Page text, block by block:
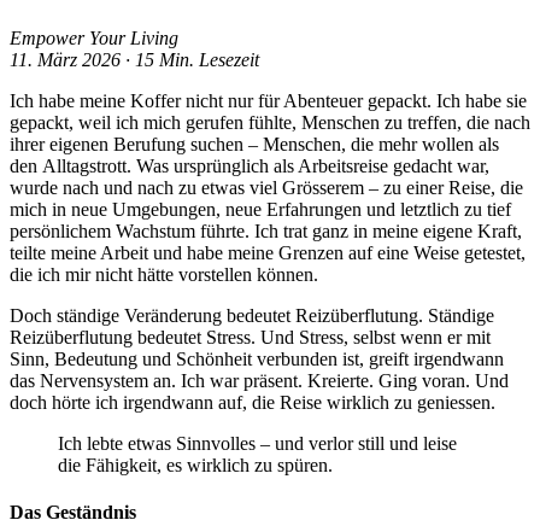
Empower Your Living
11. März 2026 · 15 Min. Lesezeit
Ich habe meine Koffer nicht nur für Abenteuer gepackt. Ich habe sie
gepackt, weil ich mich gerufen fühlte, Menschen zu treffen, die nach
ihrer eigenen Berufung suchen – Menschen, die mehr wollen als
den Alltagstrott. Was ursprünglich als Arbeitsreise gedacht war,
wurde nach und nach zu etwas viel Grösserem – zu einer Reise, die
mich in neue Umgebungen, neue Erfahrungen und letztlich zu tief
persönlichem Wachstum führte. Ich trat ganz in meine eigene Kraft,
teilte meine Arbeit und habe meine Grenzen auf eine Weise getestet,
die ich mir nicht hätte vorstellen können.
Doch ständige Veränderung bedeutet Reizüberflutung. Ständige
Reizüberflutung bedeutet Stress. Und Stress, selbst wenn er mit
Sinn, Bedeutung und Schönheit verbunden ist, greift irgendwann
das Nervensystem an. Ich war präsent. Kreierte. Ging voran. Und
doch hörte ich irgendwann auf, die Reise wirklich zu geniessen.
Ich lebte etwas Sinnvolles – und verlor still und leise
die Fähigkeit, es wirklich zu spüren.
Das Geständnis